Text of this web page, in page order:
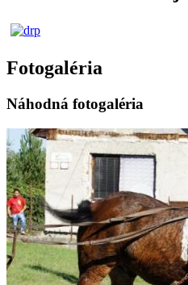
Fotogaléria
Náhodná fotogaléria